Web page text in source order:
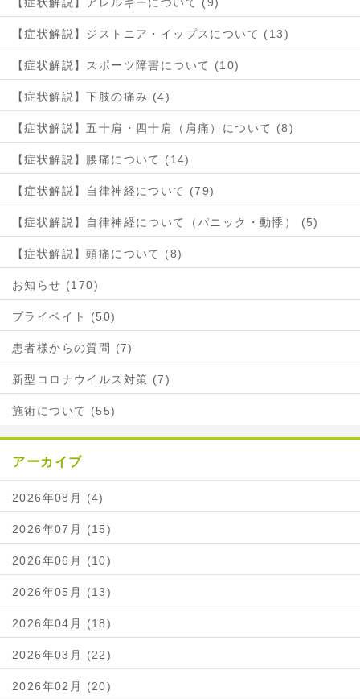
【症状解説】ジストニア・イップスについて (13)
【症状解説】スポーツ障害について (10)
【症状解説】下肢の痛み (4)
【症状解説】五十肩・四十肩（肩痛）について (8)
【症状解説】腰痛について (14)
【症状解説】自律神経について (79)
【症状解説】自律神経について（パニック・動悸） (5)
【症状解説】頭痛について (8)
お知らせ (170)
プライベイト (50)
患者様からの質問 (7)
新型コロナウイルス対策 (7)
施術について (55)
アーカイブ
2026年08月 (4)
2026年07月 (15)
2026年06月 (10)
2026年05月 (13)
2026年04月 (18)
2026年03月 (22)
2026年02月 (20)